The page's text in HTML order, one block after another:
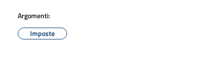
Argomenti:
Imposte